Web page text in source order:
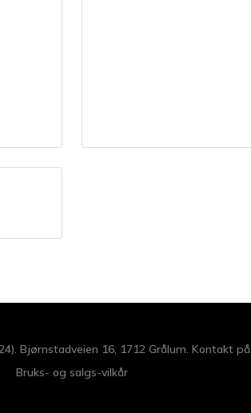
Bjørnstadveien 16, 1712 Grålum. Kontakt på
Bruks- og salgs-vilkår